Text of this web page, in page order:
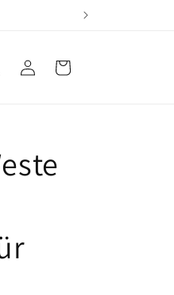
EinloggenWarenkorb